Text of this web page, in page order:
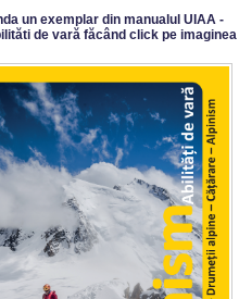
un exemplar din manualul UIAA -
de vară făcând click pe imaginea